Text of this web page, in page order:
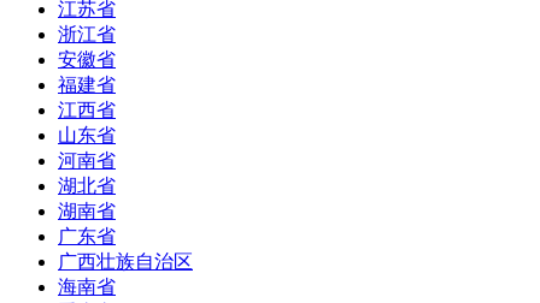
江苏省
浙江省
安徽省
福建省
江西省
山东省
河南省
湖北省
湖南省
广东省
广西壮族自治区
海南省